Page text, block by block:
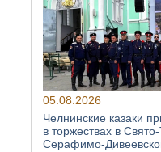
05.08.2026
Челнинские казаки
в торжествах в